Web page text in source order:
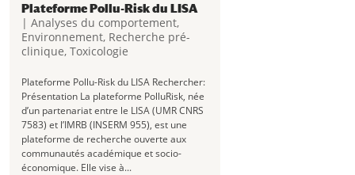
Plateforme Pollu-Risk du LISA
| Analyses du comportement,
Environnement, Recherche pré-
clinique, Toxicologie
Plateforme Pollu-Risk du LISA Rechercher:
Présentation La plateforme PolluRisk, née
d’un partenariat entre le LISA (UMR CNRS
7583) et l’IMRB (INSERM 955), est une
plateforme de recherche ouverte aux
communautés académique et socio-
économique. Elle vise à...